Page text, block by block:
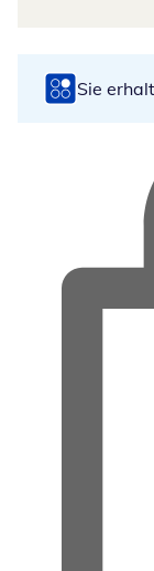
Sie